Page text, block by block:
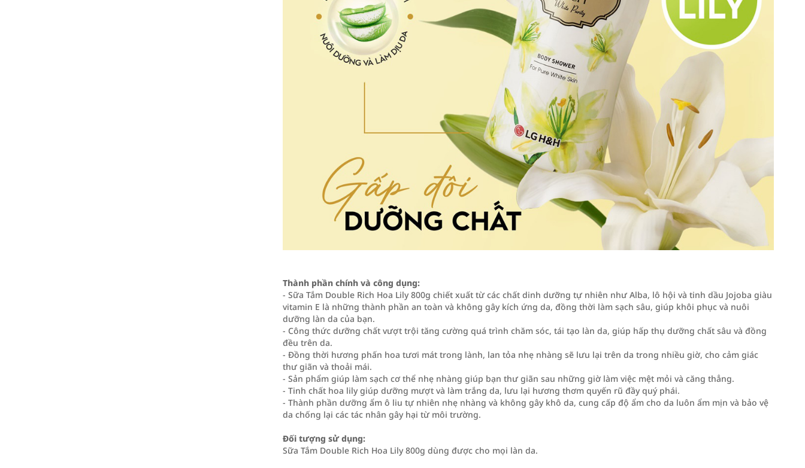
Thành phần chính và công dụng:
- Sữa Tắm Double Rich Hoa Lily 800g chiết xuất từ các chất dinh dưỡng tự nhiên như Alba, lô hội và tinh dầu Jojoba giàu
vitamin E là những thành phần an toàn và không gây kích ứng da, đồng thời làm sạch sâu, giúp khôi phục và nuôi
dưỡng làn da của bạn.
- Công thức dưỡng chất vượt trội tăng cường quá trình chăm sóc, tái tạo làn da, giúp hấp thụ dưỡng chất sâu và đồng
đều trên da.
- Đồng thời hương phấn hoa tươi mát trong lành, lan tỏa nhẹ nhàng sẽ lưu lại trên da trong nhiều giờ, cho cảm giác
thư giãn và thoải mái.
- Sản phẩm giúp làm sạch cơ thể nhẹ nhàng giúp bạn thư giãn sau những giờ làm việc mệt mỏi và căng thẳng.
- Tinh chất hoa lily giúp dưỡng mượt và làm trắng da, lưu lại hương thơm quyến rũ đầy quý phái.
- Thành phần dưỡng ẩm ô liu tự nhiên nhẹ nhàng và không gây khô da, cung cấp độ ẩm cho da luôn ẩm mịn và bảo vệ
da chống lại các tác nhân gây hại từ môi trường.
Đối tượng sử dụng:
Sữa Tắm Double Rich Hoa Lily 800g dùng được cho mọi làn da.